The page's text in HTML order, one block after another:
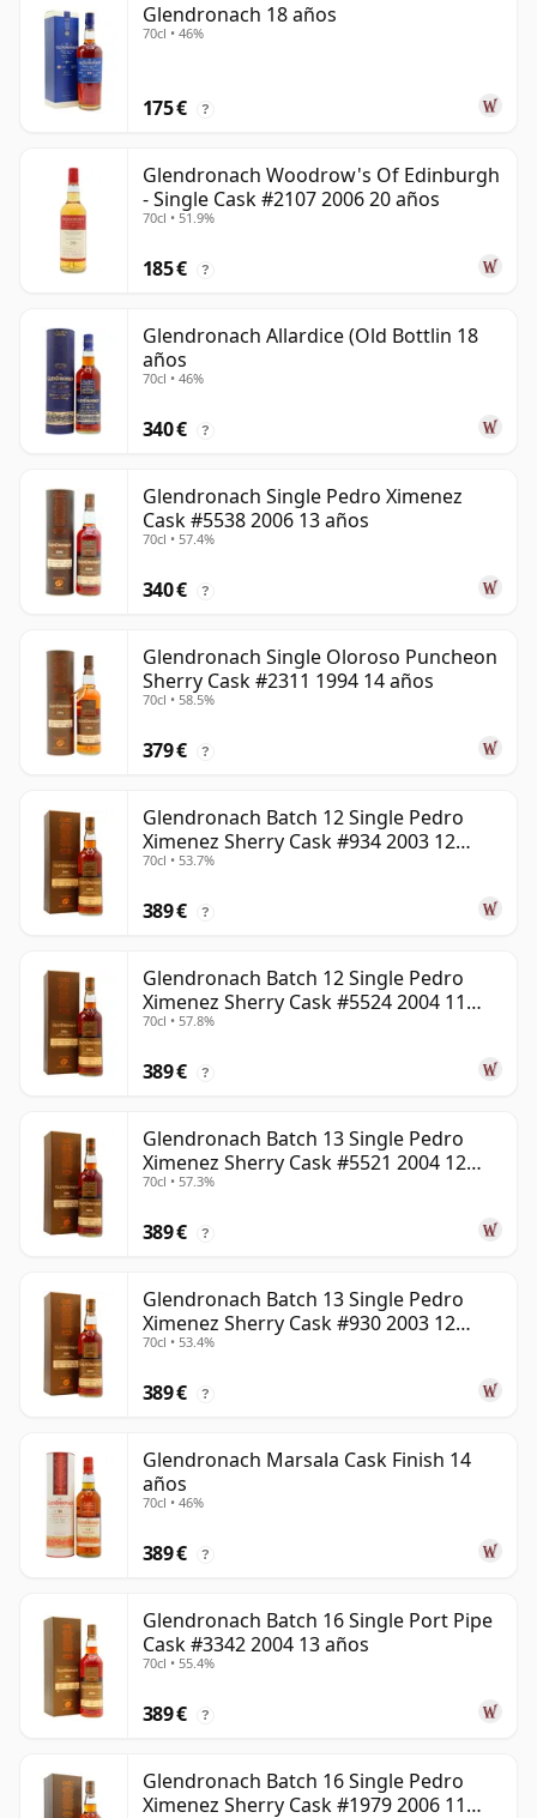
Glendronach 18 años
70cl • 46%
175 € ?
Glendronach Woodrow's Of Edinburgh
- Single Cask #2107 2006 20 años
70cl • 51.9%
185 € ?
Glendronach Allardice (Old Bottlin 18
años
70cl • 46%
340 € ?
Glendronach Single Pedro Ximenez
Cask #5538 2006 13 años
70cl • 57.4%
340 € ?
Glendronach Single Oloroso Puncheon
Sherry Cask #2311 1994 14 años
70cl • 58.5%
379 € ?
Glendronach Batch 12 Single Pedro
Ximenez Sherry Cask #934 2003 12
años
70cl • 53.7%
389 € ?
Glendronach Batch 12 Single Pedro
Ximenez Sherry Cask #5524 2004 11
años
70cl • 57.8%
389 € ?
Glendronach Batch 13 Single Pedro
Ximenez Sherry Cask #5521 2004 12
años
70cl • 57.3%
389 € ?
Glendronach Batch 13 Single Pedro
Ximenez Sherry Cask #930 2003 12
años
70cl • 53.4%
389 € ?
Glendronach Marsala Cask Finish 14
años
70cl • 46%
389 € ?
Glendronach Batch 16 Single Port Pipe
Cask #3342 2004 13 años
70cl • 55.4%
389 € ?
Glendronach Batch 16 Single Pedro
Ximenez Sherry Cask #1979 2006 11